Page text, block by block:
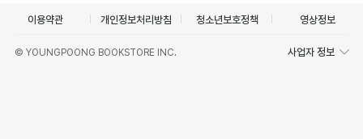
이용약관 개인정보처리방침 청소년보호정책 영상정보
© YOUNGPOONG BOOKSTORE INC. 사업자 정보